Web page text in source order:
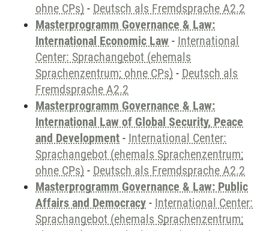
ohne CPs) - Deutsch als Fremdsprache A2.2
Masterprogramm Governance & Law:
International Economic Law - International
Center: Sprachangebot (ehemals
Sprachenzentrum; ohne CPs) - Deutsch als
Fremdsprache A2.2
Masterprogramm Governance & Law:
International Law of Global Security, Peace
and Development - International Center:
Sprachangebot (ehemals Sprachenzentrum;
ohne CPs) - Deutsch als Fremdsprache A2.2
Masterprogramm Governance & Law: Public
Affairs and Democracy - International Center:
Sprachangebot (ehemals Sprachenzentrum;